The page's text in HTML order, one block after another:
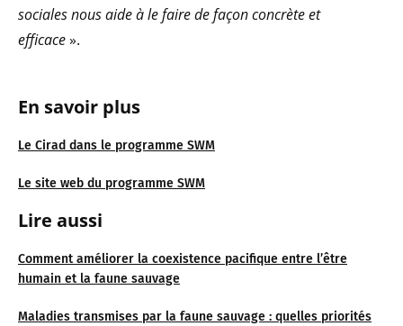
En savoir plus
Le Cirad dans le programme SWM
Le site web du programme SWM
Lire aussi
Comment améliorer la coexistence pacifique entre l’être
humain et la faune sauvage
Maladies transmises par la faune sauvage : quelles priorités
sociales nous aide à le faire de façon concrète et
efficace».